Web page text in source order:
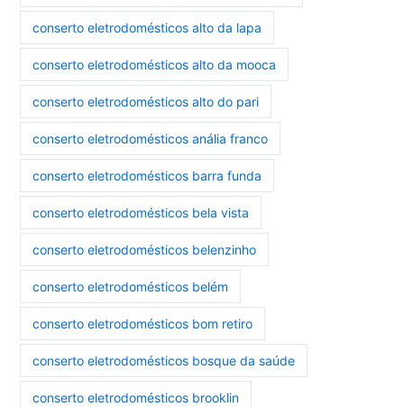
conserto eletrodomésticos alto da lapa
conserto eletrodomésticos alto da mooca
conserto eletrodomésticos alto do pari
conserto eletrodomésticos anália franco
conserto eletrodomésticos barra funda
conserto eletrodomésticos bela vista
conserto eletrodomésticos belenzinho
conserto eletrodomésticos belém
conserto eletrodomésticos bom retiro
conserto eletrodomésticos bosque da saúde
conserto eletrodomésticos brooklin